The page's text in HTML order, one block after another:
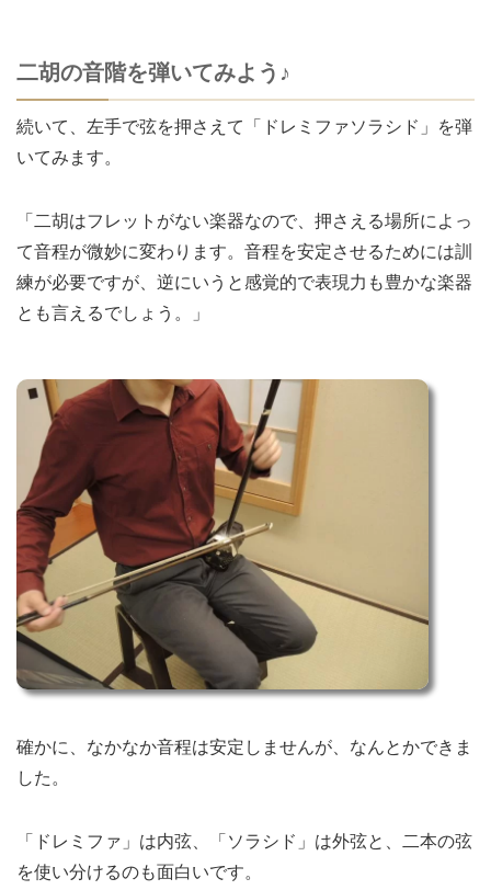
二胡の音階を弾いてみよう♪
続いて、左手で弦を押さえて「ドレミファソラシド」を弾
いてみます。
「二胡はフレットがない楽器なので、押さえる場所によっ
て音程が微妙に変わります。音程を安定させるためには訓
練が必要ですが、逆にいうと感覚的で表現力も豊かな楽器
とも言えるでしょう。」
確かに、なかなか音程は安定しませんが、なんとかできま
した。
「ドレミファ」は内弦、「ソラシド」は外弦と、二本の弦
を使い分けるのも面白いです。